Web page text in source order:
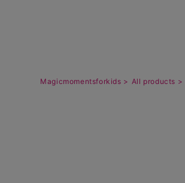
Magicmomentsforkids > All products >